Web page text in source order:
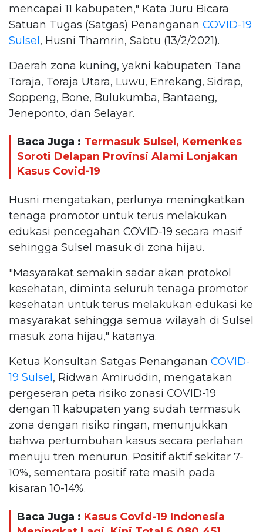
mencapai 11 kabupaten," Kata Juru Bicara
Satuan Tugas (Satgas) Penanganan COVID-19
Sulsel , Husni Thamrin, Sabtu (13/2/2021).
Daerah zona kuning, yakni kabupaten Tana
Toraja, Toraja Utara, Luwu, Enrekang, Sidrap,
Soppeng, Bone, Bulukumba, Bantaeng,
Jeneponto, dan Selayar.
Baca Juga : Termasuk Sulsel, Kemenkes
Soroti Delapan Provinsi Alami Lonjakan
Kasus Covid-19
Husni mengatakan, perlunya meningkatkan
tenaga promotor untuk terus melakukan
edukasi pencegahan COVID-19 secara masif
sehingga Sulsel masuk di zona hijau.
"Masyarakat semakin sadar akan protokol
kesehatan, diminta seluruh tenaga promotor
kesehatan untuk terus melakukan edukasi ke
masyarakat sehingga semua wilayah di Sulsel
masuk zona hijau," katanya.
Ketua Konsultan Satgas Penanganan COVID-
19 Sulsel , Ridwan Amiruddin, mengatakan
pergeseran peta risiko zonasi COVID-19
dengan 11 kabupaten yang sudah termasuk
zona dengan risiko ringan, menunjukkan
bahwa pertumbuhan kasus secara perlahan
menuju tren menurun. Positif aktif sekitar 7-
10%, sementara positif rate masih pada
kisaran 10-14%.
Baca Juga : Kasus Covid-19 Indonesia